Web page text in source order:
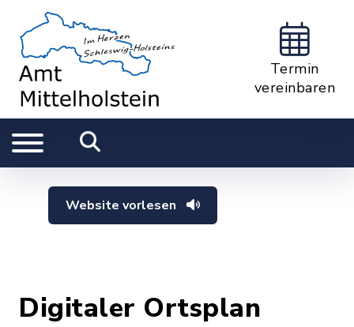
Termin
vereinbaren
Website vorlesen
Digitaler Ortsplan